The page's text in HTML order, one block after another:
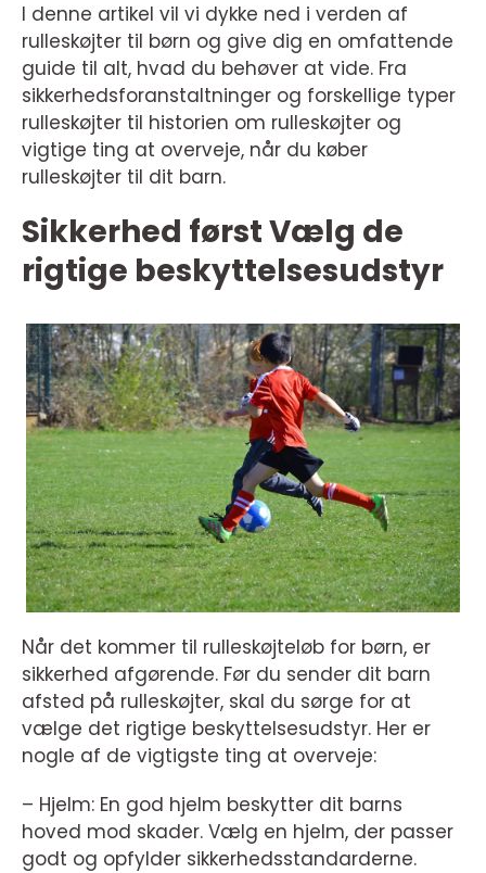
I denne artikel vil vi dykke ned i verden af
rulleskøjter til børn og give dig en omfattende
guide til alt, hvad du behøver at vide. Fra
sikkerhedsforanstaltninger og forskellige typer
rulleskøjter til historien om rulleskøjter og
vigtige ting at overveje, når du køber
rulleskøjter til dit barn.
Sikkerhed først Vælg de
rigtige beskyttelsesudstyr
Når det kommer til rulleskøjteløb for børn, er
sikkerhed afgørende. Før du sender dit barn
afsted på rulleskøjter, skal du sørge for at
vælge det rigtige beskyttelsesudstyr. Her er
nogle af de vigtigste ting at overveje:
– Hjelm: En god hjelm beskytter dit barns
hoved mod skader. Vælg en hjelm, der passer
godt og opfylder sikkerhedsstandarderne.